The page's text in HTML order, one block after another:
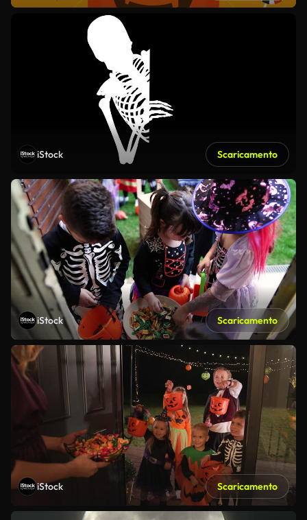
iStock Scaricamento
iStock Scaricamento
iStock Scaricamento